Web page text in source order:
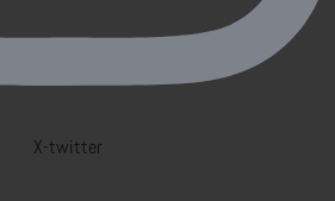
X-twitter